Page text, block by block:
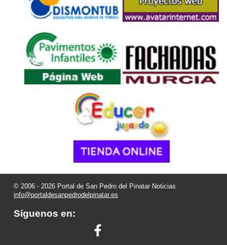
© 2006 - 2026 Portal de San Pedro del Pinatar Noticias
info@portaldesanpedrodelpinatar.es
Síguenos en: